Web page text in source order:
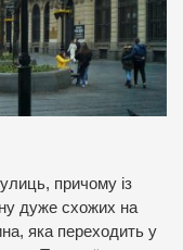
причому із
дуже схожих на
яка переходить у